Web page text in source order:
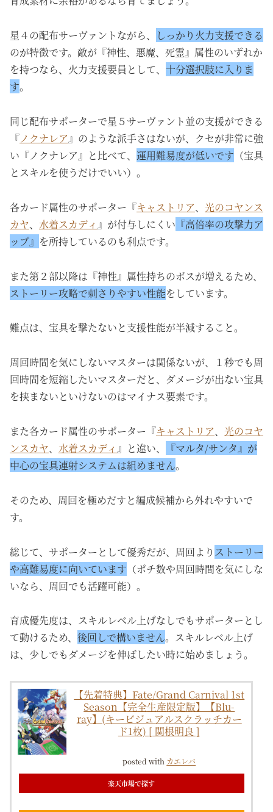
星４の配布サーヴァントながら、
しっかり火力支援できる
のが特徴です。敵が『神性、悪魔、死霊』属性のいずれか
を持つなら、火力支援要員として、 十分選択肢に入りま
す。
同じ配布サポーターで星５サーヴァント並の支援ができる
『ノクナレア』のような派手さはないが、クセが非常に強
い『ノクナレア』と比べて、 運用難易度が低いです （宝具
とスキルを使うだけでいい）。
各カード属性のサポーター『キャストリア、 光のコヤンス
カヤ、 水着スカディ 』が付与しにくい 『高倍率の攻撃力ア
ップ』 を所持しているのも利点です。
また第２部以降は『神性』属性持ちのボスが増えるため、
ストーリー攻略で刺さりやすい性能をしています。
難点は、宝具を撃たないと支援性能が半減すること。
周回時間を気にしないマスターは関係ないが、１秒でも周
回時間を短縮したいマスターだと、ダメージが出ない宝具
を挟まないといけないのはマイナス要素です。
また各カード属性のサポーター『キャストリア、 光のコヤ
ンスカヤ、 水着スカディ 』と違い、
『マルタ/サンタ』が
中心の宝具連射システムは組めません。
そのため、周回を極めだすと編成候補から外れやすいで
す。
総じて、サポーターとして優秀だが、周回より ストーリー
や高難易度に向いています （ポチ数や周回時間を気にしな
いなら、周回でも活躍可能）。
育成優先度は、スキルレベル上げなしでもサポーターとし
て動けるため、 後回しで構いません。スキルレベル上げ
は、少しでもダメージを伸ばしたい時に始めましょう。
【先着特典】Fate/Grand Carnival 1st
Season【完全生産限定版】【Blu-
ray】(キービジュアルスクラッチカー
ド1枚) [ 関根明良 ]
posted with カエレバ
楽天市場で探す